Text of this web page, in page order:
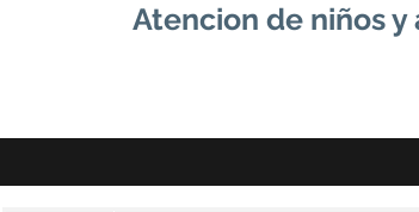
Atencion de niños